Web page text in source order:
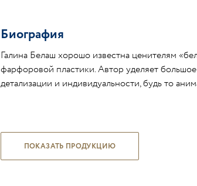
Биография
Галина Белаш хорошо известна ценителям
фарфоровой пластики. Автор уделяет
детализации и индивидуальности, будь то
ПОКАЗАТЬ ПРОДУКЦИЮ